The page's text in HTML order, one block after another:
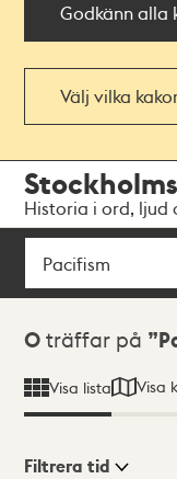
Godkänn alla
Välj vilka
navigationen
huvudinnehållet
Historia i ord, ljud
Sök
Sökresultat
0 träffar på
Visa lista Visa
Filtrera tid